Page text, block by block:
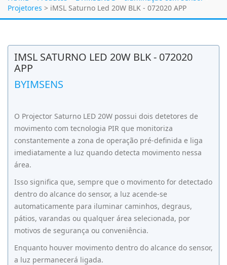
Projetores > iMSL Saturno Led 20W BLK - 072020 APP
IMSL SATURNO LED 20W BLK - 072020
APP
BYIMSENS
O Projector Saturno LED 20W possui dois detetores de
movimento com tecnologia PIR que monitoriza
constantemente a zona de operação pré-definida e liga
imediatamente a luz quando detecta movimento nessa
área.
Isso significa que, sempre que o movimento for detectado
dentro do alcance do sensor, a luz acende-se
automaticamente para iluminar caminhos, degraus,
pátios, varandas ou qualquer área selecionada, por
motivos de segurança ou conveniência.
Enquanto houver movimento dentro do alcance do sensor,
a luz permanecerá ligada.